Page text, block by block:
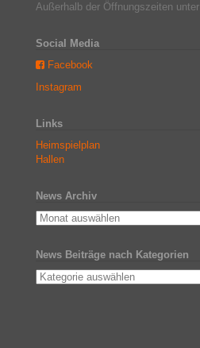
Außerhalb der Öffnungszeiten unter
Social Media
Facebook
Instagram
Links
Heimspielplan
Hallen
News Archiv
News Beiträge nach Kategorien